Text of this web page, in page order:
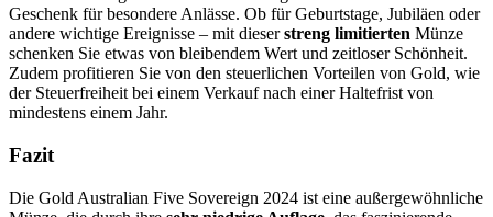
Geschenk für besondere Anlässe. Ob für Geburtstage, Jubiläen oder
andere wichtige Ereignisse – mit dieserstreng limitierten Münze
schenken Sie etwas von bleibendem Wert und zeitloser Schönheit.
Zudem profitieren Sie von den steuerlichen Vorteilen von Gold, wie
der Steuerfreiheit bei einem Verkauf nach einer Haltefrist von
mindestens einem Jahr.
Fazit
Die Gold Australian Five Sovereign 2024 ist eine außergewöhnliche